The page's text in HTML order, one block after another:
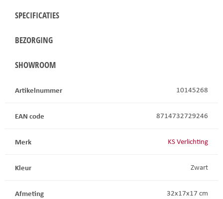
SPECIFICATIES
BEZORGING
SHOWROOM
Artikelnummer 10145268
EAN code 8714732729246
Merk KS Verlichting
Kleur Zwart
Afmeting 32x17x17 cm